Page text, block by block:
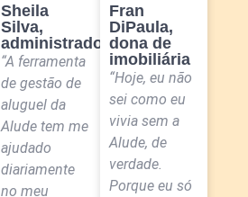
Sheila
Silva,
administradora
“A ferramenta
de gestão de
aluguel da
Alude tem me
ajudado
diariamente
no meu
Fran
DiPaula,
dona de
imobiliária
“Hoje, eu não
sei como eu
vivia sem a
Alude, de
verdade.
Porque eu só